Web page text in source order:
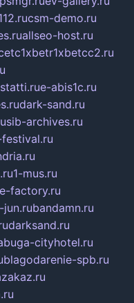
csm-demo.ru
allseo-host.ru
e-abis1c.ru
dark-sand.ru
sib-archives.ru
1-mus.ru
factory.ru
jun.rubandamn.ru
darksand.ru
cityhotel.ru
blagodarenie-spb.ru